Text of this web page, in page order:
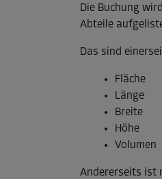
Die Buchung
Abteile
Das sind
Fläche
Länge
Breite
Höhe
Volumen
Andererseits ist